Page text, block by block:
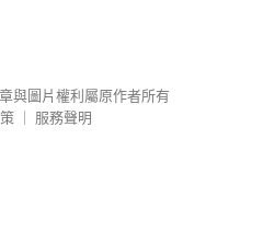
與圖片權利屬原作者所有
服務聲明